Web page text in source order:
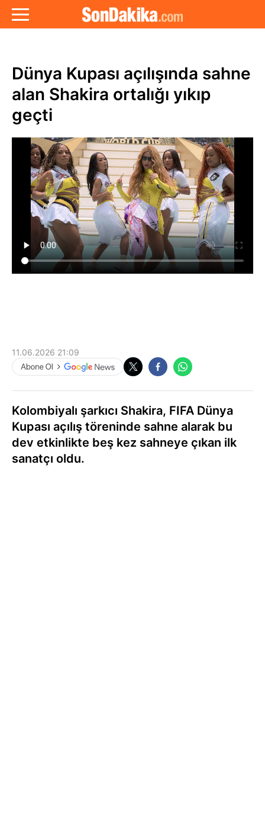
Dünya Kupası açılışında sahne
alan Shakira ortalığı yıkıp
geçti
11.06.2026 21:09
Kolombiyalı şarkıcı Shakira, FIFA Dünya
Kupası açılış töreninde sahne alarak bu
dev etkinlikte beş kez sahneye çıkan ilk
sanatçı oldu.